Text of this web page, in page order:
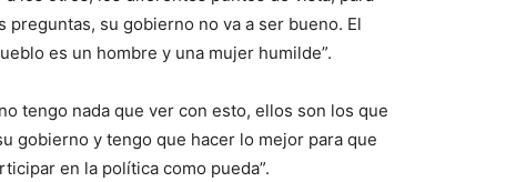
preguntas, su gobierno no va a ser bueno. El
es un hombre y una mujer humilde”.
tengo nada que ver con esto, ellos son los que
gobierno y tengo que hacer lo mejor para que
en la política como pueda”.